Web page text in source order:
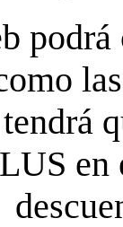
en